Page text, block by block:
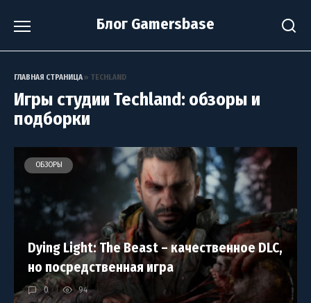
Блог Gamersbase
ГЛАВНАЯ СТРАНИЦА» TECHLAND
Игры студии Techland: обзоры и
подборки
ОБЗОРЫ
Dying Light: The Beast – качественное DLC,
но посредственная игра
0 94